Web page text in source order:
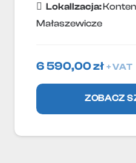
Lokallzacja:
Małaszewicze
6 590,00zł + VAT
ZOBACZ